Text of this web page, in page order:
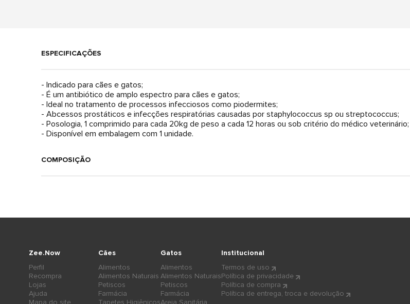
ESPECIFICAÇÕES
- Indicado para cães e gatos;
- É um antibiótico de amplo espectro para cães e gatos;
- Ideal no tratamento de processos infecciosos como piodermites;
- Abcessos prostáticos e infecções respiratórias causadas por staphylococcus sp ou streptococcus;
- Posologia, 1 comprimido para cada 20kg de peso a cada 12 horas ou sob critério do médico veterinário;
- Disponível em embalagem com 1 unidade.
COMPOSIÇÃO
Cães
Alimentos
Alimentos Naturais
Petiscos
Farmácia
Tapetes Higiênicos
Gatos
Alimentos
Alimentos Naturais
Petiscos
Farmácia
Areia Sanitária
Zee.Now
Perfil
Recompra
Lojas
Ajuda
Mapa do site
Institucional
Termos de uso
Política de privacidade
Política de compra
Política de entrega, troca e devolução